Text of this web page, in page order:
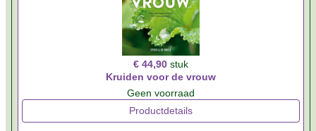
€ 44,90 stuk
Kruiden voor de vrouw
Geen voorraad
Productdetails